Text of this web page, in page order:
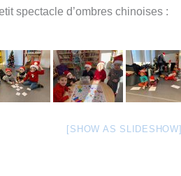
spectacle d’ombres chinoises :
[SHOW AS SLIDESHOW]